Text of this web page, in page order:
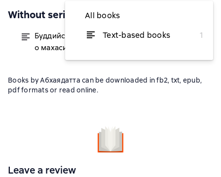
All books
Text-based books
1
Without series
Буддийские мастера-маги. Легенды
о махасиддхах
from $6.07
Books by Абхаядатта can be downloaded in fb2, txt, epub,
pdf formats or read online.
Leave a review